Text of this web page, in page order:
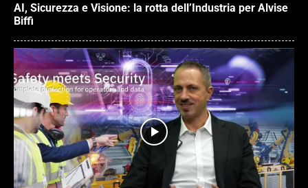
AI, Sicurezza e Visione: la rotta dell’Industria per Alvise
Biffi